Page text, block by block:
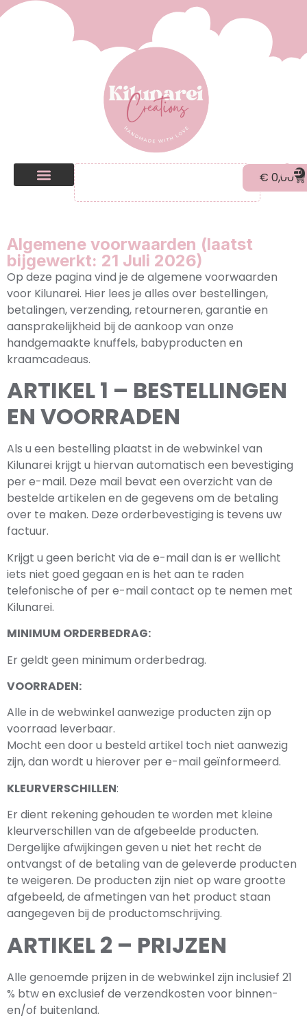
€ 0,00 0
Algemene voorwaarden (laatst
bijgewerkt: 21 Juli 2026)
Op deze pagina vind je de algemene voorwaarden
voor Kilunarei. Hier lees je alles over bestellingen,
betalingen, verzending, retourneren, garantie en
aansprakelijkheid bij de aankoop van onze
handgemaakte knuffels, babyproducten en
kraamcadeaus.
ARTIKEL 1 – BESTELLINGEN
EN VOORRADEN
Als u een bestelling plaatst in de webwinkel van
Kilunarei krijgt u hiervan automatisch een bevestiging
per e-mail. Deze mail bevat een overzicht van de
bestelde artikelen en de gegevens om de betaling
over te maken. Deze orderbevestiging is tevens uw
factuur.
Krijgt u geen bericht via de e-mail dan is er wellicht
iets niet goed gegaan en is het aan te raden
telefonische of per e-mail contact op te nemen met
Kilunarei.
MINIMUM ORDERBEDRAG:
Er geldt geen minimum orderbedrag.
VOORRADEN:
Alle in de webwinkel aanwezige producten zijn op
voorraad leverbaar.
Mocht een door u besteld artikel toch niet aanwezig
zijn, dan wordt u hierover per e-mail geïnformeerd.
KLEURVERSCHILLEN:
Er dient rekening gehouden te worden met kleine
kleurverschillen van de afgebeelde producten.
Dergelijke afwijkingen geven u niet het recht de
ontvangst of de betaling van de geleverde producten
te weigeren. De producten zijn niet op ware grootte
afgebeeld, de afmetingen van het product staan
aangegeven bij de productomschrijving.
ARTIKEL 2 – PRIJZEN
Alle genoemde prijzen in de webwinkel zijn inclusief 21
% btw en exclusief de verzendkosten voor binnen-
en/of buitenland.